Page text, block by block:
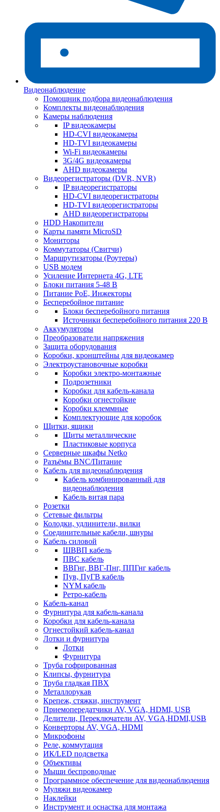
Видеонаблюдение
Помощник подбора видеонаблюдения
Комплекты видеонаблюдения
Камеры наблюдения
IP видеокамеры
HD-CVI видеокамеры
HD-TVI видеокамеры
Wi-Fi видеокамеры
3G/4G видеокамеры
AHD видеокамеры
Видеорегистраторы (DVR, NVR)
IP видеорегистраторы
HD-CVI видеорегистраторы
HD-TVI видеорегистраторы
AHD видеорегистраторы
HDD Накопители
Карты памяти MicroSD
Мониторы
Коммутаторы (Свитчи)
Маршрутизаторы (Роутеры)
USB модем
Усиление Интернета 4G, LTE
Блоки питания 5-48 В
Питание PoE, Инжекторы
Бесперебойное питание
Блоки бесперебойного питания
Источники бесперебойного питания 220 В
Аккумуляторы
Преобразователи напряжения
Защита оборудования
Коробки, кронштейны для видеокамер
Электроустановочные коробки
Коробки электро-монтажные
Подрозетники
Коробки для кабель-канала
Коробки огнестойкие
Коробки клеммные
Комплектующие для коробок
Щитки, ящики
Щиты металлические
Пластиковые корпуса
Серверные шкафы Netko
Разъёмы BNC/Питание
Кабель для видеонаблюдения
Кабель комбинированный для
видеонаблюдения
Кабель витая пара
Розетки
Сетевые фильтры
Колодки, удлинители, вилки
Соединительные кабели, шнуры
Кабель силовой
ШВВП кабель
ПВС кабель
ВВГнг, ВВГ-Пнг, ППГнг кабель
Пув, ПуГВ кабель
NYM кабель
Ретро-кабель
Кабель-канал
Фурнитура для кабель-канала
Коробки для кабель-канала
Огнестойкий кабель-канал
Лотки и фурнитура
Лотки
Фурнитура
Труба гофрированная
Клипсы, фурнитура
Труба гладкая ПВХ
Металлорукав
Крепеж, стяжки, инструмент
Приемопередатчики AV, VGA, HDMI, USB
Делители, Переключатели AV, VGA,HDMI,USB
Конверторы AV, VGA, HDMI
Микрофоны
Реле, коммутация
ИК/LED подсветка
Объективы
Мыши беспроводные
Программное обеспечение для видеонаблюдения
Муляжи видеокамер
Наклейки
Инструмент и оснастка для монтажа